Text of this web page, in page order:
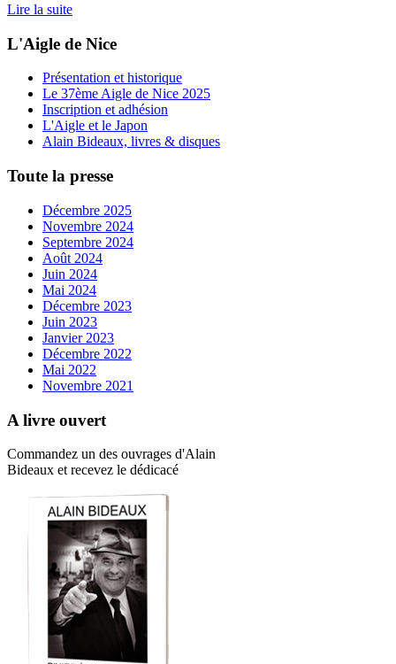
Lire la suite
L'Aigle de Nice
Présentation et historique
Le 37ème Aigle de Nice 2025
Inscription et adhésion
L'Aigle et le Japon
Alain Bideaux, livres & disques
Toute la presse
Décembre 2025
Novembre 2024
Septembre 2024
Août 2024
Juin 2024
Mai 2024
Décembre 2023
Juin 2023
Janvier 2023
Décembre 2022
Mai 2022
Novembre 2021
A livre ouvert
Commandez un des ouvrages d'Alain
Bideaux et recevez le dédicacé